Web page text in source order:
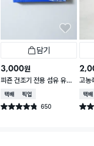
담기
3,000원
피죤 건조기 전용 섬유 유연
제 시트 25매입 아이스플라
워 향
택배배송매장픽업
별점 4.8점 650
건 작성
고농
ml
택배
별점